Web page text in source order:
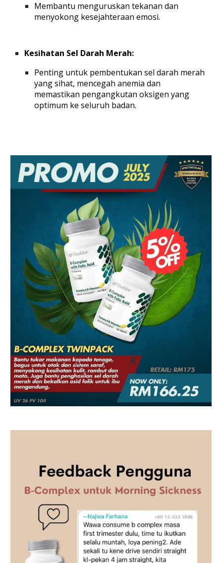
Membantu menguruskan tekanan dan
menyokong kesejahteraan emosi.
Kesihatan Sel Darah Merah:
Penting untuk pembentukan sel darah merah
yang sihat, mencegah anemia dan
memastikan pengangkutan oksigen yang
optimum ke seluruh badan.